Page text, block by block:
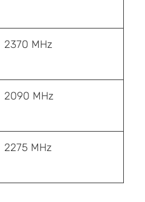
2370 MHz
2090 MHz
2275 MHz